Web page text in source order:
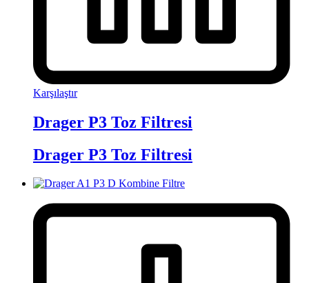
Karşılaştır
Drager P3 Toz Filtresi
Drager P3 Toz Filtresi